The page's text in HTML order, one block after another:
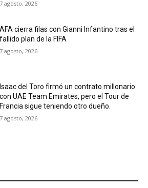
7 agosto, 2026
AFA cierra filas con Gianni Infantino tras el
fallido plan de la FIFA
7 agosto, 2026
Isaac del Toro firmó un contrato millonario
con UAE Team Emirates, pero el Tour de
Francia sigue teniendo otro dueño.
7 agosto, 2026